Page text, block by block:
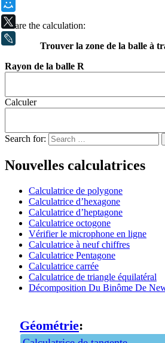
.
Share the calculation:
Trouver la zone de la balle à
Rayon de la balle R
Calculer
Search for:
Nouvelles calculatrices
Calculatrice de polygone
Calculatrice d’hexagone
Calculatrice d’heptagone
Calculatrice octogone
Vérifier le microphone en ligne
Calculatrice à neuf chiffres
Calculatrice Pentagone
Calculatrice carrée
Calculatrice de triangle équilatéral
Décomposition Du Binôme De
Géométrie: